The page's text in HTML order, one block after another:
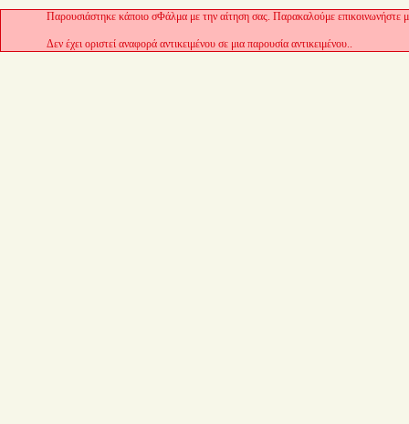
Παρουσιάστηκε κάποιο σΦάλμα με την αίτηση σας. Παρακαλούμε επικοινωνήστε
Δεν έχει οριστεί αναφορά αντικειμένου σε μια παρουσία αντικειμένου..